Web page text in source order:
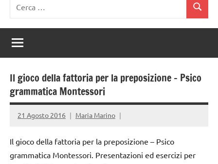
per:
Cerca
Il gioco della fattoria per la preposizione – Psico
grammatica Montessori
21 Agosto 2016 Maria Marino
Il gioco della fattoria per la preposizione – Psico
grammatica Montessori. Presentazioni ed esercizi per